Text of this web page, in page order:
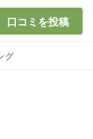
口コミを投稿
グ